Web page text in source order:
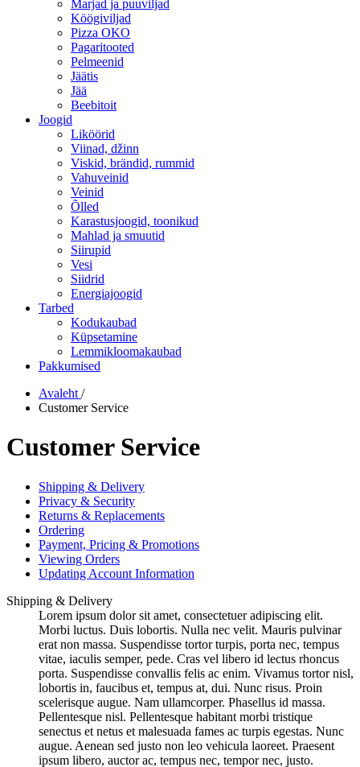
Marjad ja puuviljad
Köögiviljad
Pizza OKO
Pagaritooted
Pelmeenid
Jäätis
Jää
Beebitoit
Joogid
Liköörid
Viinad, džinn
Viskid, brändid, rummid
Vahuveinid
Veinid
Õlled
Karastusjoogid, toonikud
Mahlad ja smuutid
Siirupid
Vesi
Siidrid
Energiajoogid
Tarbed
Kodukaubad
Küpsetamine
Lemmikloomakaubad
Pakkumised
Avaleht /
Customer Service
Customer Service
Shipping & Delivery
Privacy & Security
Returns & Replacements
Ordering
Payment, Pricing & Promotions
Viewing Orders
Updating Account Information
Shipping & Delivery
Lorem ipsum dolor sit amet, consectetuer adipiscing elit.
Morbi luctus. Duis lobortis. Nulla nec velit. Mauris pulvinar
erat non massa. Suspendisse tortor turpis, porta nec, tempus
vitae, iaculis semper, pede. Cras vel libero id lectus rhoncus
porta. Suspendisse convallis felis ac enim. Vivamus tortor nisl,
lobortis in, faucibus et, tempus at, dui. Nunc risus. Proin
scelerisque augue. Nam ullamcorper. Phasellus id massa.
Pellentesque nisl. Pellentesque habitant morbi tristique
senectus et netus et malesuada fames ac turpis egestas. Nunc
augue. Aenean sed justo non leo vehicula laoreet. Praesent
ipsum libero, auctor ac, tempus nec, tempor nec, justo.